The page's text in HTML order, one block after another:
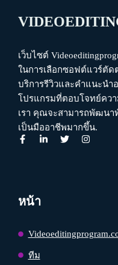
เว็บไซต์
ในการเลือกซอฟต์แวร์ตัด
บริการรีวิวและคำแนะนำ
โปรแกรมที่ตอบโจทย์คว
เรา คุณจะสามารถพัฒนา
เป็นมืออาชีพมากขึ้น.
หน้า
ทีม